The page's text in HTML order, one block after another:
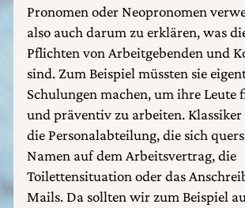
Pronomen oder Neopronomen
also auch darum zu erklären, was
Pflichten von Arbeitgebenden und
sind. Zum Beispiel müssten sie
Schulungen machen, um ihre Leute
und präventiv zu arbeiten. Klassiker
die Personalabteilung, die sich
Namen auf dem Arbeitsvertrag, die
Toilettensituation oder das
Mails. Da sollten wir zum Beispiel